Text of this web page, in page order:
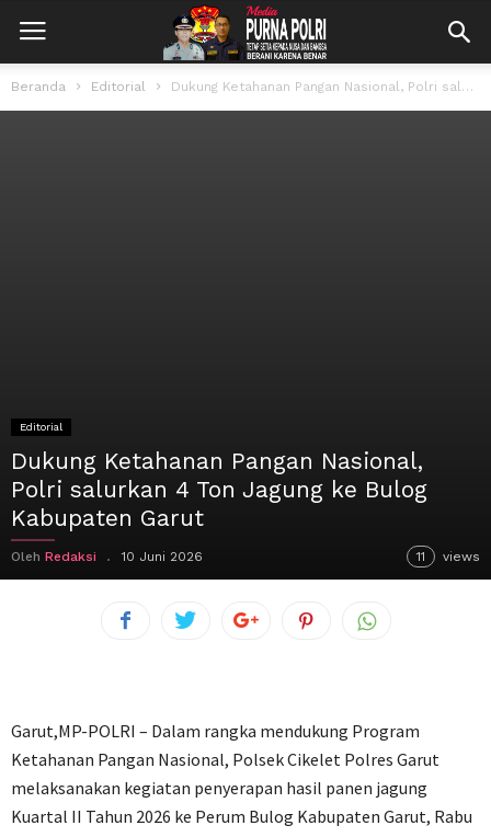
Beranda Editorial Dukung Ketahanan Pangan Nasional, Polri salurkan 4 Ton Jagung ke Bulog Kabupaten...
Editorial
Dukung Ketahanan Pangan Nasional,
Polri salurkan 4 Ton Jagung ke Bulog
Kabupaten Garut
Oleh Redaksi 10 Juni 2026 11 views
Garut,MP-POLRI – Dalam rangka mendukung Program
Ketahanan Pangan Nasional, Polsek Cikelet Polres Garut
melaksanakan kegiatan penyerapan hasil panen jagung
Kuartal II Tahun 2026 ke Perum Bulog Kabupaten Garut, Rabu